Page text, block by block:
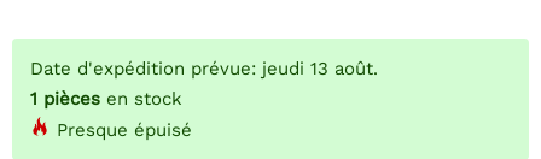
Date d'expédition prévue: jeudi 13 août.
1 pièces en stock
Presque épuisé